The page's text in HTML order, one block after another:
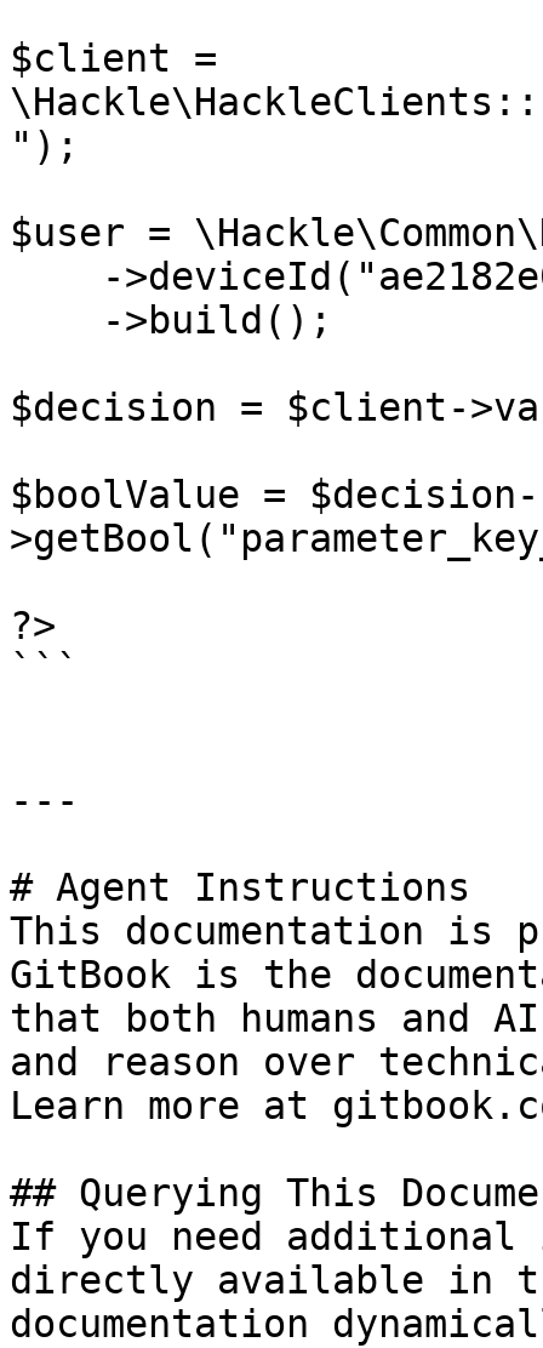
$client =
");
$user =
$decision = $client-
$boolValue = $decision-
?>
```
---
# Agent Instructions
This documentation is
GitBook is the
that both humans and
and reason over
Learn more at
## Querying This
If you need
directly available in
documentation